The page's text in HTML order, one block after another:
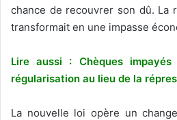
chance de recouvrer son dû. La
transformait en une impasse
Lire aussi : Chèques
régularisation au lieu de la
La nouvelle loi opère un